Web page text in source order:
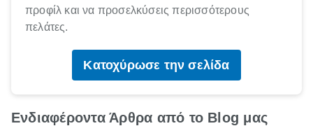
προφίλ και να προσελκύσεις περισσότερους
πελάτες.
Κατοχύρωσε την σελίδα
Ενδιαφέροντα Άρθρα από το Blog μας